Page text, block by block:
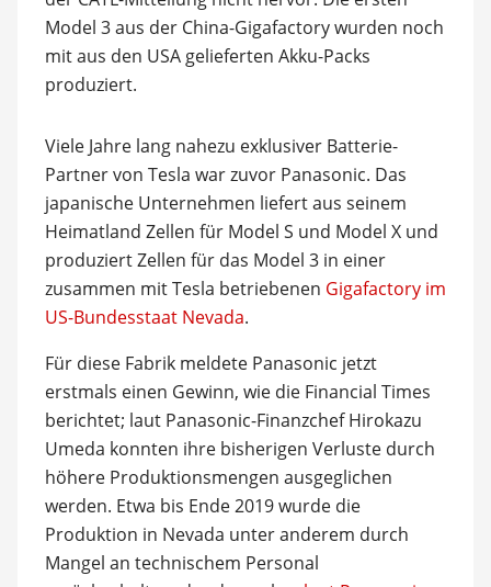
Model 3 aus der China-Gigafactory wurden noch
mit aus den USA gelieferten Akku-Packs
produziert.
Viele Jahre lang nahezu exklusiver Batterie-
Partner von Tesla war zuvor Panasonic. Das
japanische Unternehmen liefert aus seinem
Heimatland Zellen für Model S und Model X und
produziert Zellen für das Model 3 in einer
zusammen mit Tesla betriebenen Gigafactory im
US-Bundesstaat Nevada.
Für diese Fabrik meldete Panasonic jetzt
erstmals einen Gewinn, wie die Financial Times
berichtet; laut Panasonic-Finanzchef Hirokazu
Umeda konnten ihre bisherigen Verluste durch
höhere Produktionsmengen ausgeglichen
werden. Etwa bis Ende 2019 wurde die
Produktion in Nevada unter anderem durch
Mangel an technischem Personal